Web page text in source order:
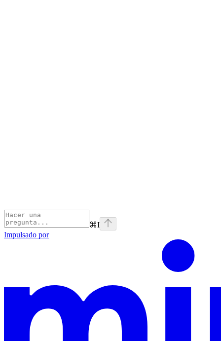
⌘I
Impulsado por